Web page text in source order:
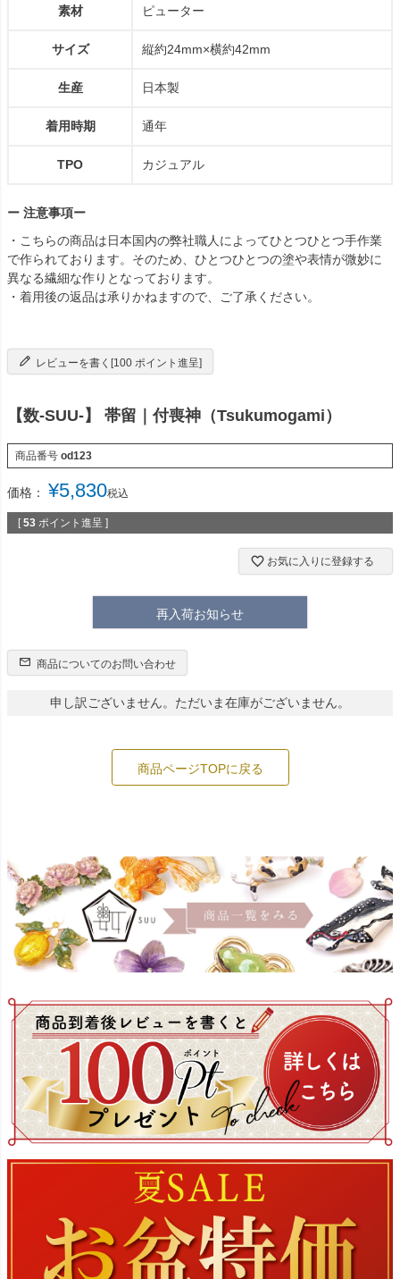
素材 ピューター
サイズ 縦約24mm×横約42mm
生産 日本製
着用時期 通年
TPO カジュアル
ー 注意事項ー
・こちらの商品は日本国内の弊社職人によってひとつひとつ手作業
で作られております。そのため、ひとつひとつの塗や表情が微妙に
異なる繊細な作りとなっております。
・着用後の返品は承りかねますので、ご了承ください。
レビューを書く[100 ポイント進呈]
【数-SUU-】 帯留｜付喪神（Tsukumogami）
商品番号 od123
価格： ¥5,830税込
[ 53 ポイント進呈 ]
お気に入りに登録する
再入荷お知らせ
商品についてのお問い合わせ
申し訳ございません。ただいま在庫がございません。
商品ページTOPに戻る